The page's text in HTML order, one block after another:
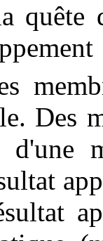
quête
Des
d'une